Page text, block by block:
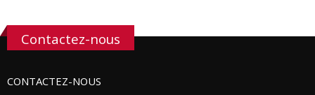
Contactez-nous
CONTACTEZ-NOUS